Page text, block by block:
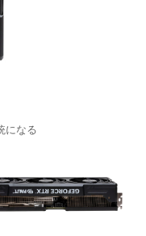
になる